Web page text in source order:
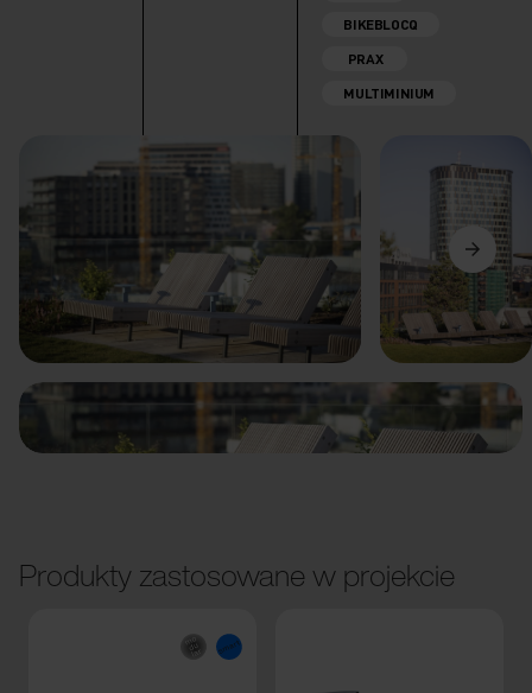
BIKEBLOCQ
PRAX
MULTIMINIUM
Poprzedni Dalej
Produkty zastosowane w projekcie